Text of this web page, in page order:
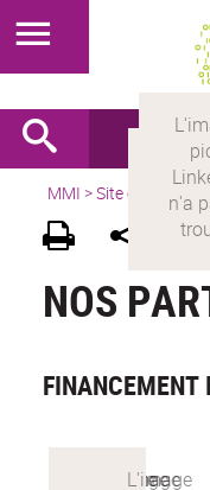
MMI >Site en français
NOS